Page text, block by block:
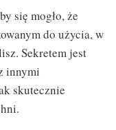
się mogło, że
do użycia, w
Sekretem jest
innymi
skutecznie